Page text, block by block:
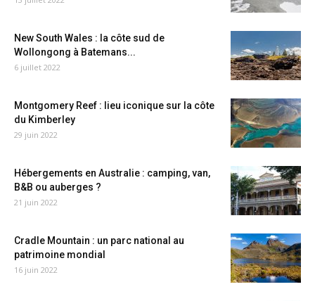
New South Wales : la côte sud de
Wollongong à Batemans...
6 juillet 2022
Montgomery Reef : lieu iconique sur la côte
du Kimberley
29 juin 2022
Hébergements en Australie : camping, van,
B&B ou auberges ?
21 juin 2022
Cradle Mountain : un parc national au
patrimoine mondial
16 juin 2022